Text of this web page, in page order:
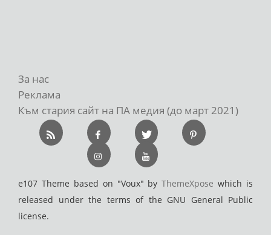
За нас
Реклама
Към стария сайт на ПА медия (до март 2021)
e107 Theme based on "Voux" byThemeXpose which is
released under the terms of the GNU General Public
license.